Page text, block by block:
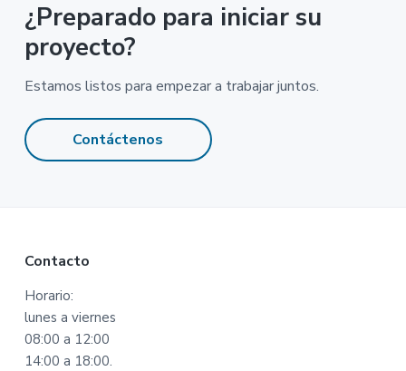
¿Preparado para iniciar su
proyecto?
Estamos listos para empezar a trabajar juntos.
Contáctenos
Footer
Contacto
Horario:
lunes a viernes
08:00 a 12:00
14:00 a 18:00.